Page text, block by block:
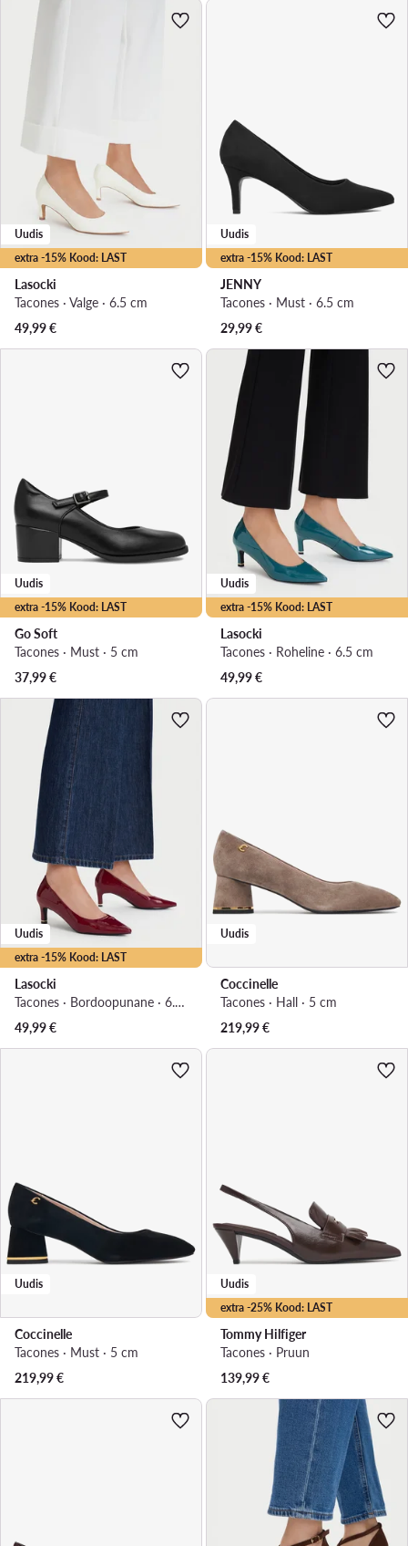
extra -15% Kood: LAST
Uudis
Lasocki
Tacones · Valge · 6.5 cm
49,99€
extra -15% Kood: LAST
Uudis
JENNY
Tacones · Must · 6.5 cm
29,99€
extra -15% Kood: LAST
Uudis
Go Soft
Tacones · Must · 5 cm
37,99€
extra -15% Kood: LAST
Uudis
Lasocki
Tacones · Roheline · 6.5 cm
49,99€
extra -15% Kood: LAST
Uudis
Lasocki
Tacones · Bordoopunane · 6.5 cm
49,99€
Uudis
Coccinelle
Tacones · Hall · 5 cm
219,99€
Uudis
Coccinelle
Tacones · Must · 5 cm
219,99€
extra -25% Kood: LAST
Uudis
Tommy Hilfiger
Tacones · Pruun
139,99€